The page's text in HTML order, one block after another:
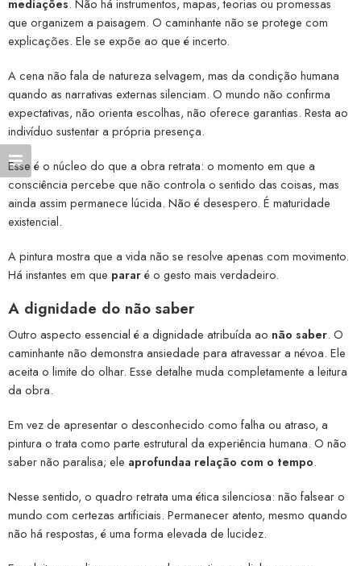
mediações. Não há instrumentos, mapas, teorias ou promessas
que organizem a paisagem. O caminhante não se protege com
explicações. Ele se expõe ao que é incerto.
A cena não fala de natureza selvagem, mas da condição humana
quando as narrativas externas silenciam. O mundo não confirma
expectativas, não orienta escolhas, não oferece garantias. Resta ao
indivíduo sustentar a própria presença.
Esse é o núcleo do que a obra retrata: o momento em que a
consciência percebe que não controla o sentido das coisas, mas
ainda assim permanece lúcida. Não é desespero. É maturidade
existencial.
A pintura mostra que a vida não se resolve apenas com movimento.
Há instantes em que pararé o gesto mais verdadeiro.
A dignidade do não saber
Outro aspecto essencial é a dignidade atribuída ao não saber. O
caminhante não demonstra ansiedade para atravessar a névoa. Ele
aceita o limite do olhar. Esse detalhe muda completamente a leitura
da obra.
Em vez de apresentar o desconhecido como falha ou atraso, a
pintura o trata como parte estrutural da experiência humana. O não
saber não paralisa; ele aprofundaa relação com o tempo.
Nesse sentido, o quadro retrata uma ética silenciosa: não falsear o
mundo com certezas artificiais. Permanecer atento, mesmo quando
não há respostas, é uma forma elevada de lucidez.